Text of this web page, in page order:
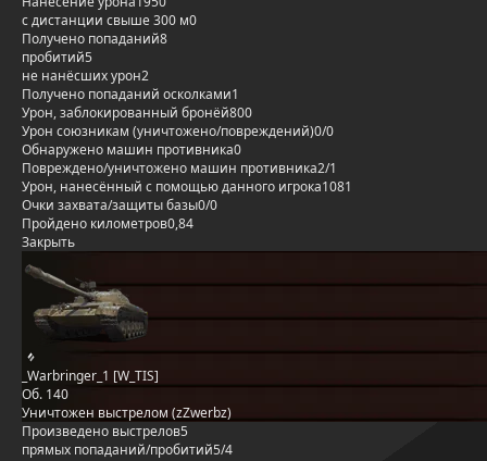
с дистанции свыше 300 м0
Получено попаданий8
пробитий5
не нанёсших урон2
Получено попаданий осколками1
Урон, заблокированный бронёй800
Урон союзникам (уничтожено/повреждений)0/0
Обнаружено машин противника0
Повреждено/уничтожено машин противника2/1
Урон, нанесённый с помощью данного игрока1081
Очки захвата/защиты базы0/0
Пройдено километров0,84
Закрыть
_Warbringer_1 [W_TIS]
Об. 140
Уничтожен выстрелом (zZwerbz)
Произведено выстрелов5
прямых попаданий/пробитий5/4